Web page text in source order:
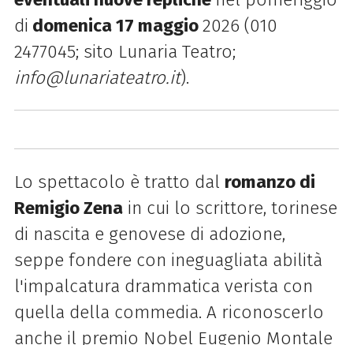
di domenica 17 maggio2026 (010
2477045; sito Lunaria Teatro;
info@lunariateatro.it).
Lo spettacolo è tratto dal romanzo di
Remigio Zenain cui lo scrittore, torinese
di nascita e genovese di adozione,
seppe fondere con ineguagliata abilità
l'impalcatura drammatica verista con
quella della commedia. A riconoscerlo
anche il premio Nobel Eugenio Montale